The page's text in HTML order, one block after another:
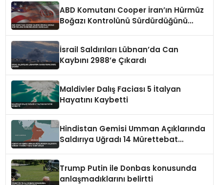
ABD Komutanı Cooper İran’ın Hürmüz
Boğazı Kontrolünü Sürdürdüğünü
İsrail Saldırıları Lübnan’da Can
Kaybını 2988’e Çıkardı
Maldivler Dalış Faciası 5 İtalyan
Hayatını Kaybetti
Hindistan Gemisi Umman Açıklarında
Saldırıya Uğradı 14 Mürettebat
Trump Putin ile Donbas konusunda
anlaşmadıklarını belirtti